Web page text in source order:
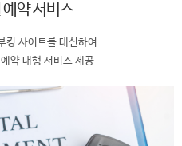
약 서비스
킹 사이트를 대신하여
약 대행 서비스 제공